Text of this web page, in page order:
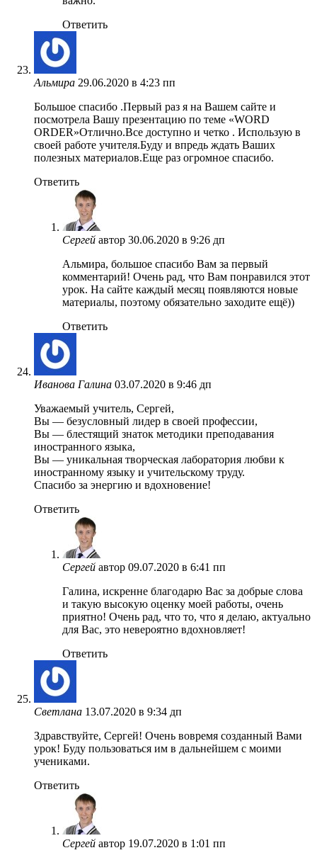
Ответить
Альмира 29.06.2020 в 4:23 пп
Большое спасибо .Первый раз я на Вашем сайте и
посмотрела Вашу презентацию по теме «WORD
ORDER»Отлично.Все доступно и четко . Использую в
своей работе учителя.Буду и впредь ждать Ваших
полезных материалов.Еще раз огромное спасибо.
Ответить
Сергей автор 30.06.2020 в 9:26 дп
Альмира, большое спасибо Вам за первый
комментарий! Очень рад, что Вам понравился этот
урок. На сайте каждый месяц появляются новые
материалы, поэтому обязательно заходите ещё))
Ответить
Иванова Галина 03.07.2020 в 9:46 дп
Уважаемый учитель, Сергей,
Вы — безусловный лидер в своей профессии,
Вы — блестящий знаток методики преподавания
иностранного языка,
Вы — уникальная творческая лаборатория любви к
иностранному языку и учительскому труду.
Спасибо за энергию и вдохновение!
Ответить
Сергей автор 09.07.2020 в 6:41 пп
Галина, искренне благодарю Вас за добрые слова
и такую высокую оценку моей работы, очень
приятно! Очень рад, что то, что я делаю, актуально
для Вас, это невероятно вдохновляет!
Ответить
Светлана 13.07.2020 в 9:34 дп
Здравствуйте, Сергей! Очень вовремя созданный Вами
урок! Буду пользоваться им в дальнейшем с моими
учениками.
Ответить
Сергей автор 19.07.2020 в 1:01 пп